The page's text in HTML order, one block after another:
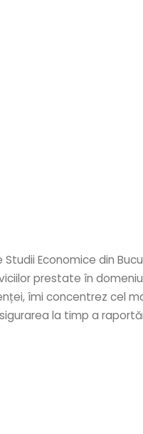
Economice din
prestate în
îmi concentrez cel
la timp a